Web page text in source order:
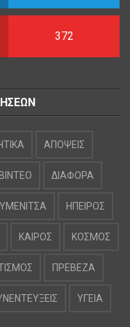
372
ΑΠΟΨΕΙΣ
ΒΙΝΤΕΟ ΔΙΑΦΟΡΑ
ΗΠΕΙΡΟΣ
ΚΑΙΡΟΣ ΚΟΣΜΟΣ
ΠΡΕΒΕΖΑ
ΥΓΕΙΑ